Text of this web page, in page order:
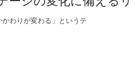
わりが変わる」というテ